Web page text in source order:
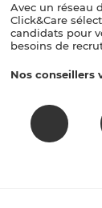
Avec un réseau
Click&Care
candidats pour
besoins de
Nos conseillers